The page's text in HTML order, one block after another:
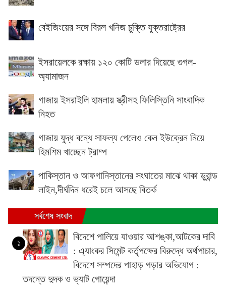
বেইজিংয়ের সঙ্গে বিরল খনিজ চুক্তি যুক্তরাষ্ট্রের
ইসরায়েলকে রক্ষায় ১২০ কোটি ডলার দিয়েছে গুগল-
অ্যামাজন
গাজায় ইসরাইলি হামলায় স্ত্রীসহ ফিলিস্তিনি সাংবাদিক
নিহত
গাজায় যুদ্ধ বন্ধে সাফল্য পেলেও কেন ইউক্রেন নিয়ে
হিমশিম খাচ্ছেন ট্রাম্প
পাকিস্তান ও আফগানিস্তানের সংঘাতের মাঝে থাকা ডুরান্ড
লাইন,দীর্ঘদিন ধরেই চলে আসছে বিতর্ক
সর্বশেষ সংবাদ
১
বিদেশে পালিয়ে যাওয়ার আশঙ্কা,আটকের দাবি
: এ্যাংকর সিমেন্ট কর্তৃপক্ষের বিরুদ্ধে অর্থপাচার,
বিদেশে সম্পদের পাহাড় গড়ার অভিযোগ :
তদন্তে দুদক ও ভ্যাট গোয়েন্দা